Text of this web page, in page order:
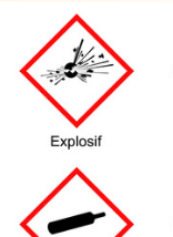
Enseignement
Troisième
Annales
Divers
Contact